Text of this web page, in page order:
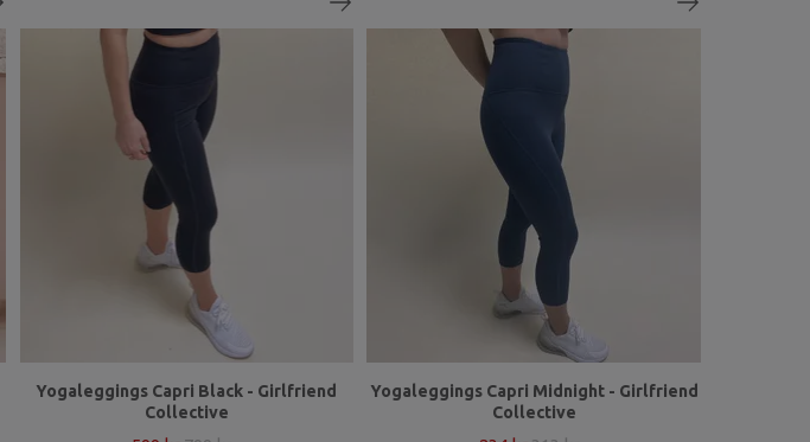
Yogaleggings Capri Black - Girlfriend
Collective
Yogaleggings Capri Midnight - Girlfriend
Collective